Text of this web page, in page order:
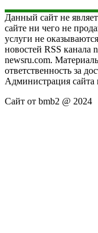
Данный сайт не
сайте ни чего не
услуги не
новостей RSS канала
newsru.com.
ответственность за
Администрация сайта
Сайт от bmb2 @ 2024